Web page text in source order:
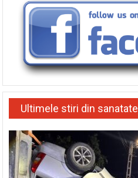
Ultimele stiri din sanatate